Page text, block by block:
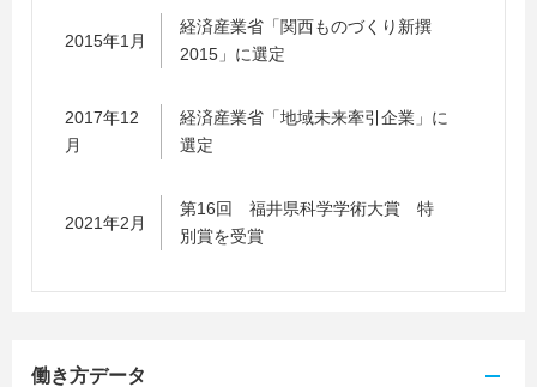
2015年1月
経済産業省「関西ものづくり新撰
2015」に選定
2017年12
月
経済産業省「地域未来牽引企業」に
選定
2021年2月
第16回 福井県科学学術大賞 特
別賞を受賞
働き方データ